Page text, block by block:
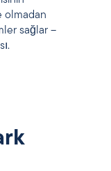
olmadan
sağlar –